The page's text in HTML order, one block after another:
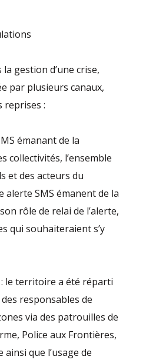
gestion d’une crise,
par plusieurs canaux,
reprises :
émanant de la
collectivités, l’ensemble
et des acteurs du
SMS émanent de la
rôle de relai de l’alerte,
qui souhaiteraient s’y
le territoire a été réparti
responsables de
via des patrouilles de
Police aux Frontières,
que l’usage de